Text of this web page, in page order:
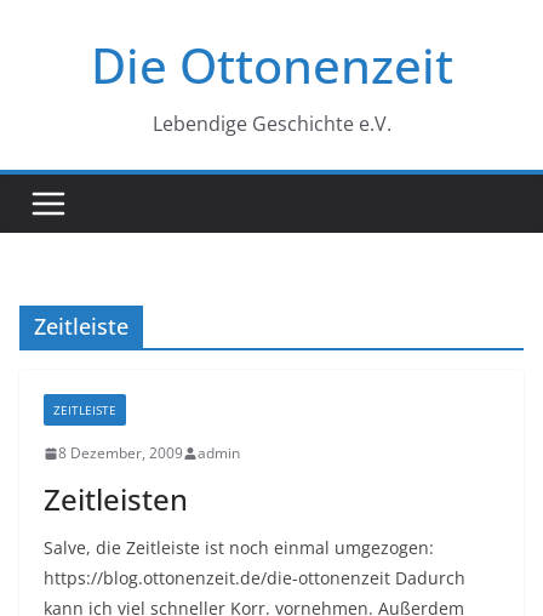
Die Ottonenzeit
Lebendige Geschichte e.V.
Zeitleiste
ZEITLEISTE
8 Dezember, 2009 admin
Zeitleisten
Salve, die Zeitleiste ist noch einmal umgezogen:
https://blog.ottonenzeit.de/die-ottonenzeit Dadurch
kann ich viel schneller Korr. vornehmen. Außerdem